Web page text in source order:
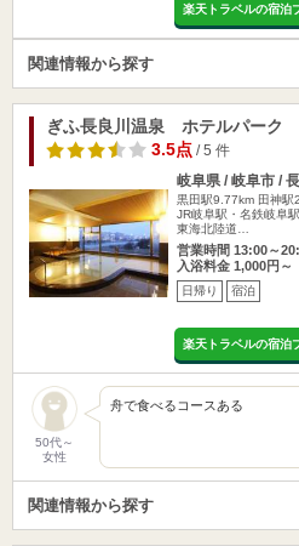
楽天トラベルの宿泊
関連情報から探す
ぎふ長良川温泉 ホテルパーク
3.5点/ 5 件
岐阜県 / 岐阜市 /
黒田駅9.77km 田神駅
JR岐阜駅・名鉄岐阜
東海北陸道…
営業時間 13:00～
入浴料金 1,000円～
日帰り 宿泊
楽天トラベルの宿泊
50代～
女性
舟で食べるコースある
関連情報から探す